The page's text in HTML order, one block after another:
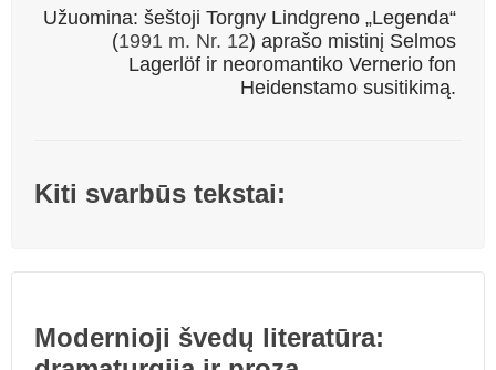
Užuomina: šeštoji Torgny Lindgreno „Legenda“
(1991 m. Nr. 12) aprašo mistinį Selmos
Lagerlöf ir neoromantiko Vernerio fon
Heidenstamo susitikimą.
Kiti svarbūs tekstai:
Modernioji švedų literatūra: